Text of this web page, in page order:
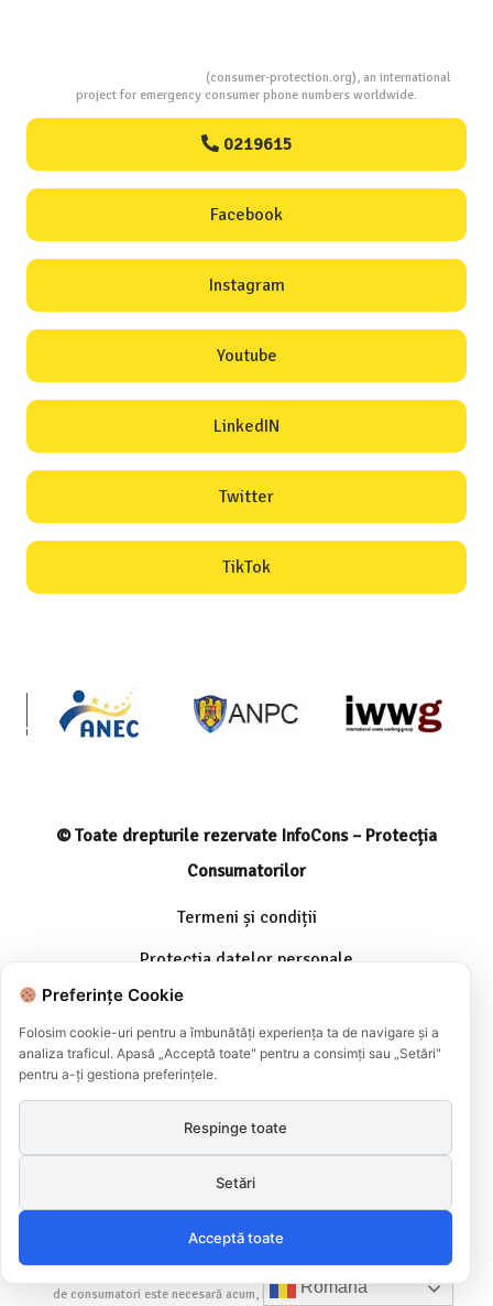
(consumer-protection.org), an international
project for emergency consumer phone numbers worldwide.
0219615
Facebook
Instagram
Youtube
LinkedIN
Twitter
TikTok
© Toate drepturile rezervate InfoCons – Protecția
Consumatorilor
Termeni și condiții
Protecția datelor personale
Cookies
Contact
Site-ul vechi
Parteneri Internaționali
InfoCons este singura voce la nivel național pentru consumatori, membru cu
de consumatori este necesară acum, mai mult ca niciodată. Protecția
Română
Preferințe Cookie
Folosim cookie-uri pentru a îmbunătăți experiența ta de navigare și a
analiza traficul. Apasă „Acceptă toate" pentru a consimți sau „Setări"
pentru a-ți gestiona preferințele.
Respinge toate
Setări
Acceptă toate